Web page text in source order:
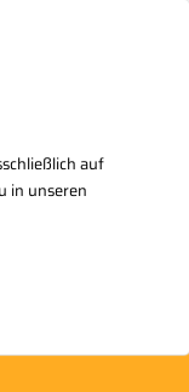
auf
in unseren